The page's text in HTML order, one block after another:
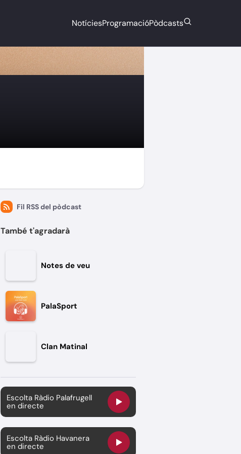
NotíciesProgramacióPòdcasts
Fil RSS del pòdcast
També t'agradarà
Notes de veu
PalaSport
Clan Matinal
Escolta Ràdio Palafrugell
en directe
Escolta Ràdio Havanera
en directe